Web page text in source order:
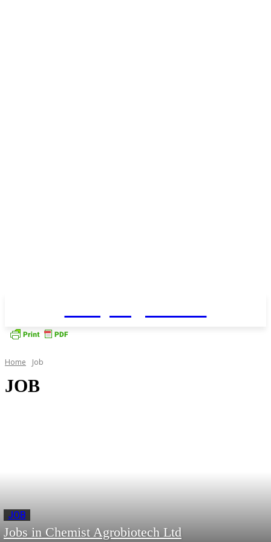
Home Job
JOB
JOB
Jobs in Chemist Agrobiotech Ltd